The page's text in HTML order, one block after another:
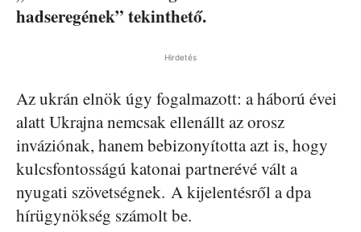
hadseregének” tekinthető.
Hirdetés
Az ukrán elnök úgy fogalmazott: a háború évei
alatt Ukrajna nemcsak ellenállt az orosz
inváziónak, hanem bebizonyította azt is, hogy
kulcsfontosságú katonai partnerévé vált a
nyugati szövetségnek. A kijelentésről a dpa
hírügynökség számolt be.